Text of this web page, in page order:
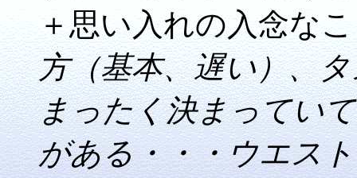
＋思い入れの入念な
方（基本、遅い）、
まったく決まってい
がある・・・ウエス